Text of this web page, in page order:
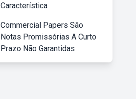
Característica
Commercial Papers São
Notas Promissórias A Curto
Prazo Não Garantidas